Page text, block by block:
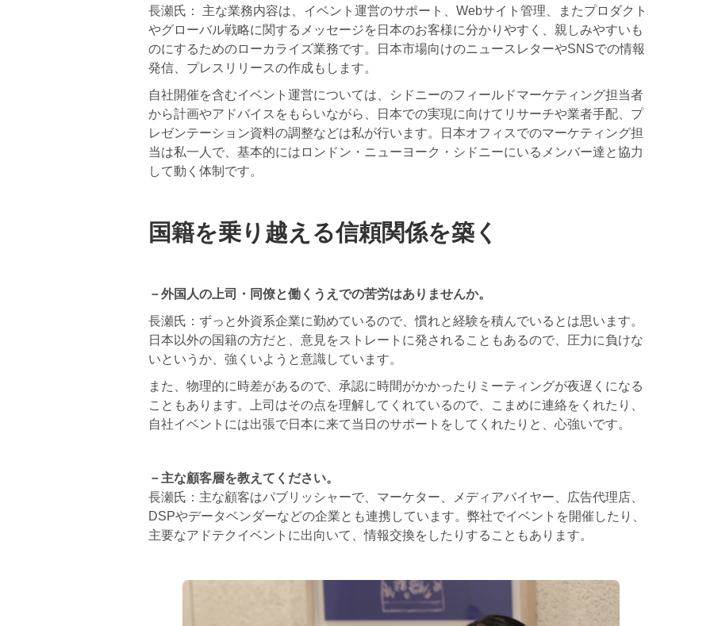
長瀬氏： 主な業務内容は、イベント運営のサポート、Webサイト管理、またプロダクト
やグローバル戦略に関するメッセージを日本のお客様に分かりやすく、親しみやすいも
のにするためのローカライズ業務です。日本市場向けのニュースレターやSNSでの情報
発信、プレスリリースの作成もします。
自社開催を含むイベント運営については、シドニーのフィールドマーケティング担当者
から計画やアドバイスをもらいながら、日本での実現に向けてリサーチや業者手配、プ
レゼンテーション資料の調整などは私が行います。日本オフィスでのマーケティング担
当は私一人で、基本的にはロンドン・ニューヨーク・シドニーにいるメンバー達と協力
して動く体制です。
国籍を乗り越える信頼関係を築く
－外国人の上司・同僚と働くうえでの苦労はありませんか。
長瀬氏：ずっと外資系企業に勤めているので、慣れと経験を積んでいるとは思います。
日本以外の国籍の方だと、意見をストレートに発されることもあるので、圧力に負けな
いというか、強くいようと意識しています。
また、物理的に時差があるので、承認に時間がかかったりミーティングが夜遅くになる
こともあります。上司はその点を理解してくれているので、こまめに連絡をくれたり、
自社イベントには出張で日本に来て当日のサポートをしてくれたりと、心強いです。
－主な顧客層を教えてください。
長瀬氏：主な顧客はパブリッシャーで、マーケター、メディアバイヤー、広告代理店、
DSPやデータベンダーなどの企業とも連携しています。弊社でイベントを開催したり、
主要なアドテクイベントに出向いて、情報交換をしたりすることもあります。